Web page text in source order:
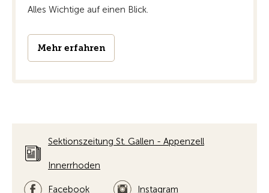
Innerrhoden
Facebook
LinkedIn